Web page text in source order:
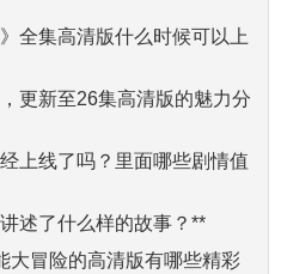
全集高清版什么时候可以上
更新至26集高清版的魅力分
上线了吗？里面哪些剧情值
述了什么样的故事？**
大冒险的高清版有哪些精彩